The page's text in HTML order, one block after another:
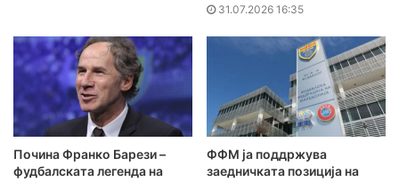
31.07.2026 16:35
Почина Франко Барези –
фудбалската легенда на
ФФМ ја поддржува
заедничката позиција на